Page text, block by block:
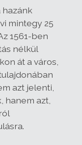
mintegy 25
1561-ben
nélkül
át a város,
azt jelenti,
hanem azt,